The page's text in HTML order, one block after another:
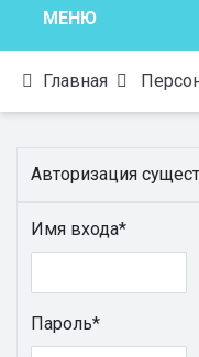
МЕНЮ
Главная
Авторизация
Имя входа*
Пароль*